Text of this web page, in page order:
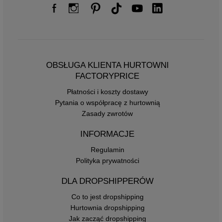
OBSŁUGA KLIENTA HURTOWNI
FACTORYPRICE
Płatności i koszty dostawy
Pytania o współpracę z hurtownią
Zasady zwrotów
INFORMACJE
Regulamin
Polityka prywatności
DLA DROPSHIPPERÓW
Co to jest dropshipping
Hurtownia dropshipping
Jak zacząć dropshipping